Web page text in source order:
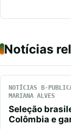
Notícias
NOTÍCIAS
MARIANA ALVES
Seleção
Colômbia e